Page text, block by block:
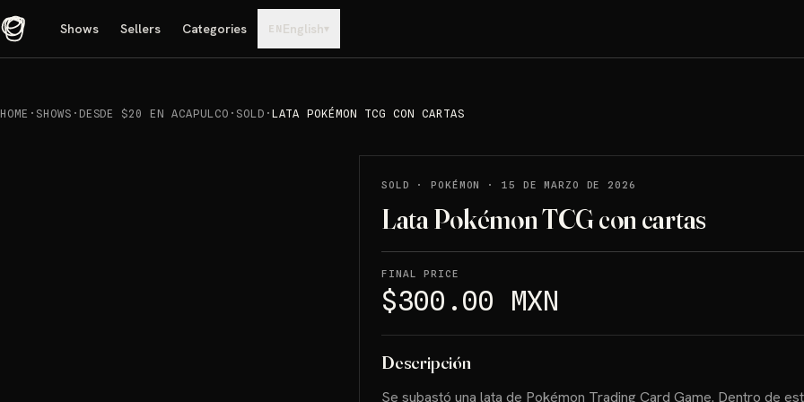
Shows Sellers Categories EN English▾
HOME · SHOWS · DESDE $20 EN ACAPULCO · SOLD · LATA POKÉMON TCG CON CARTAS
SOLD ·POKÉMON · 15 DE MARZO DE 2026
Lata Pokémon TCG con cartas
FINAL PRICE
$300.00 MXN
Descripción
Se subastó una lata de Pokémon Trading Card Game. Dentro de